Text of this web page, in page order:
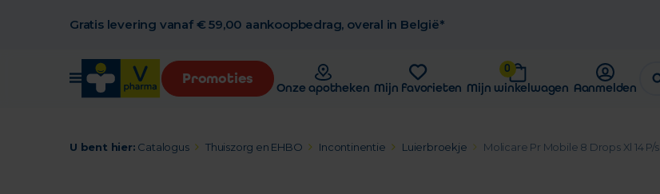
Gratis levering vanaf € 59,00 aankoopbedrag, overal in België*
Promoties
Onze apotheken Mijn favorieten
0
Mijn winkelwagen Aanmelden
U bent hier: Catalogus Thuiszorg en EHBO Incontinentie Luierbroekje Molicare Pr Mobile 8 Drops Xl 14 P/s